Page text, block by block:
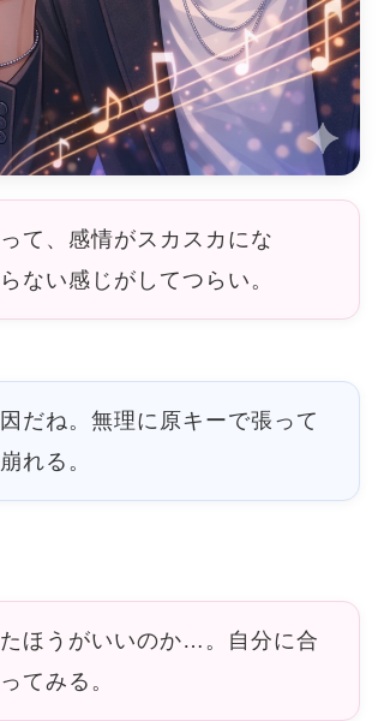
て、感情がスカスカにな
ない感じがしてつらい。
だね。無理に原キーで張って
れる。
ほうがいいのか…。自分に合
てみる。